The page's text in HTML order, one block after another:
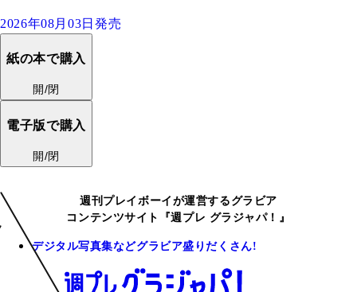
2026年08月03日発売
紙の本で購入
開/閉
電子版で購入
開/閉
週刊プレイボーイが運営するグラビア
コンテンツサイト『週プレ グラジャパ！』
デジタル写真集などグラビア盛りだくさん!